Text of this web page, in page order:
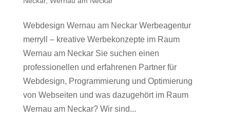
Webdesign Wernau am Neckar Werbeagentur
merryll – kreative Werbekonzepte im Raum
Wernau am Neckar Sie suchen einen
professionellen und erfahrenen Partner für
Webdesign, Programmierung und Optimierung
von Webseiten und was dazugehört im Raum
Wernau am Neckar? Wir sind...